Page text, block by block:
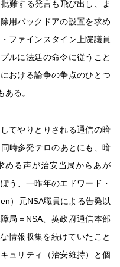
難する発言も飛び出し、ま
用バックドアの設置を求め
ファインスタイン上院議員
ルに法廷の命令に従うこと
おける論争の争点のひとつ
る。
てやりとりされる通信の暗
時多発テロのあとにも、暗
める声が治安当局からあが
う、一昨年のエドワード・
）元NSA職員による告発以
局＝NSA、英政府通信本部
情報収集を続けていたこと
ュリティ（治安維持）と個